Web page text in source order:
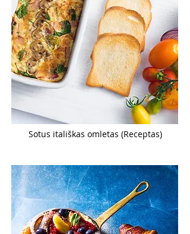
Sotus itališkas omletas (Receptas)